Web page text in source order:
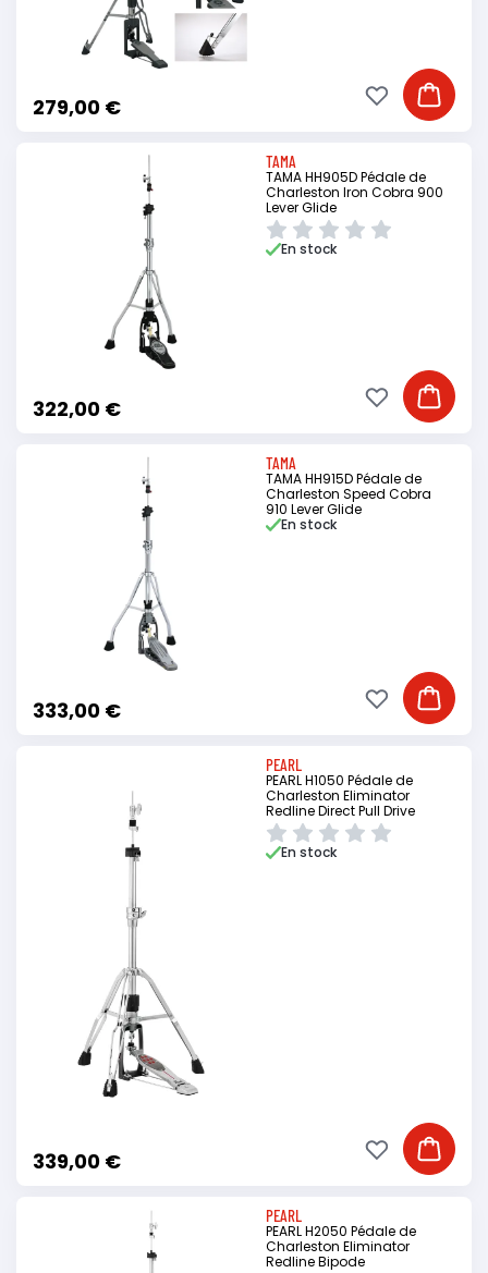
279,00 € Ajouter
Ajouter à ma
TAMA
TAMA HH905D Pédale de
Charleston Iron Cobra 900
Lever Glide
322,00 €
En stock
Ajouter
Ajouter à ma
TAMA
TAMA HH915D Pédale de
Charleston Speed Cobra
910 Lever Glide
333,00 €
En stock
Ajouter
Ajouter à ma
PEARL
PEARL H1050 Pédale de
Charleston Eliminator
Redline Direct Pull Drive
339,00 €
En stock
Ajouter
Ajouter à ma
PEARL
PEARL H2050 Pédale de
Charleston Eliminator
Redline Bipode